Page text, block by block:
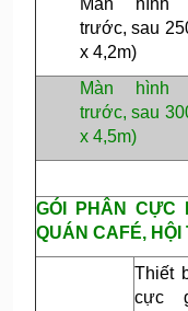
Màn hình
trước, sau
x 4,2m)
Màn hình
trước, sau
x 4,5m)
GÓI PHÂN CỰC
QUÁN CAFÉ, HỘI
Thiết
cực